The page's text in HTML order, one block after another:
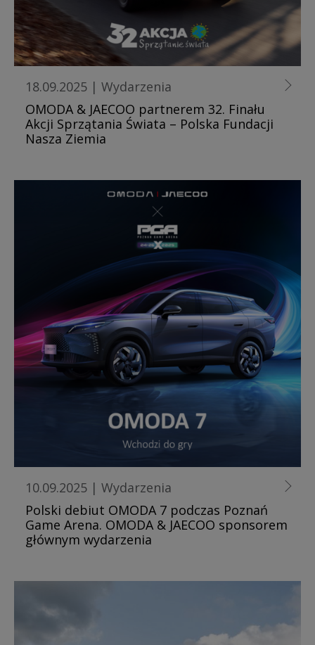
18.09.2025 | Wydarzenia
OMODA & JAECOO partnerem 32. Finału
Akcji Sprzątania Świata – Polska Fundacji
Nasza Ziemia
10.09.2025 | Wydarzenia
Polski debiut OMODA 7 podczas Poznań
Game Arena. OMODA & JAECOO sponsorem
głównym wydarzenia